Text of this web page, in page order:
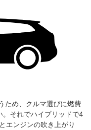
ため、クルマ選びに燃費
。それでハイブリッドで4
エンジンの吹き上がり